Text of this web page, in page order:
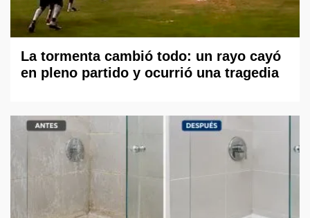
La tormenta cambió todo: un rayo cayó
en pleno partido y ocurrió una tragedia